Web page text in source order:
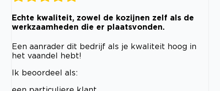
Echte kwaliteit, zowel de kozijnen zelf als de
werkzaamheden die er plaatsvonden.
Een aanrader dit bedrijf als je kwaliteit hoog in
het vaandel hebt!
Ik beoordeel als: